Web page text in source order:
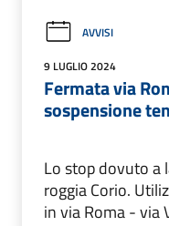
AVVISI
9 LUGLIO 2024
Fermata via
sospensione
Lo stop dovuto a
roggia Corio.
in via Roma - via